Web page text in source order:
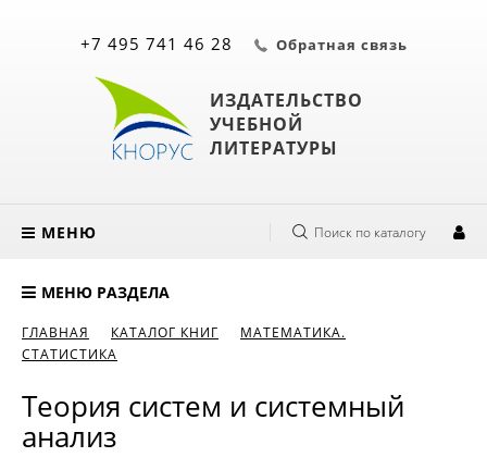
ИЗДАТЕЛЬСТВО
УЧЕБНОЙ
ЛИТЕРАТУРЫ
+7 495 741 46 28 Обратная связь
МЕНЮ Поиск по каталогу
МЕНЮ РАЗДЕЛА
ГЛАВНАЯ КАТАЛОГ КНИГ
МАТЕМАТИКА.
СТАТИСТИКА
Теория систем и системный
анализ